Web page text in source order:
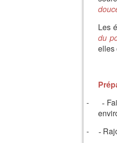
Les
du
elles
- -
- -